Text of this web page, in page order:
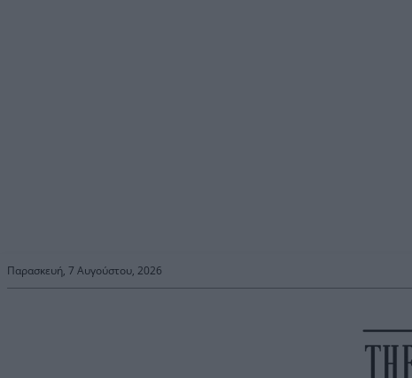
Παρασκευή, 7 Αυγούστου, 2026